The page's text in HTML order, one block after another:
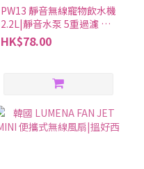
PW13 靜音無線寵物飲水機
2.2L|靜音水泵 5重過濾 無
線使用|Oneisall│搵好西
HK$78.00